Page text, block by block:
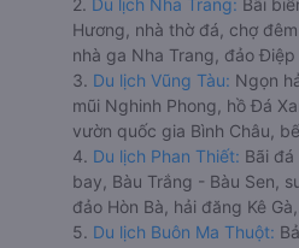
2. Du lịch Nha Trang: Bãi
Hương, nhà thờ đá, chợ
nhà ga Nha Trang, đảo
3. Du lịch Vũng Tàu: Ngọn
mũi Nghinh Phong, hồ Đá
vườn quốc gia Bình Châu,
4. Du lịch Phan Thiết: Bãi
bay, Bàu Trắng - Bàu Sen,
đảo Hòn Bà, hải đăng Kê
5. Du lịch Buôn Ma Thuột: